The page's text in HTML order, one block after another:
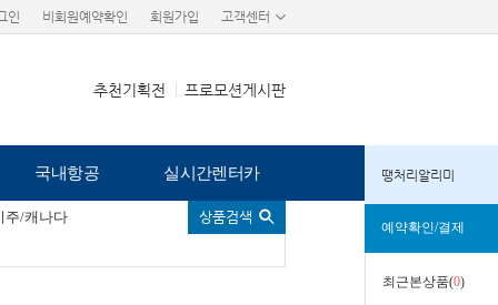
인 비회원예약확인 회원가입 고객센터
추천기획전 프로모션게시판
국내항공 실시간렌터카
주/캐나다 상품검색
땡처리알리미
예약확인/결제
최근본상품(0)